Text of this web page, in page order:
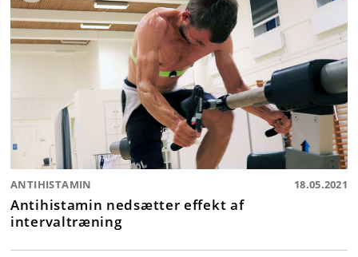
ANTIHISTAMIN 18.05.2021
Antihistamin nedsætter effekt af
intervaltræning